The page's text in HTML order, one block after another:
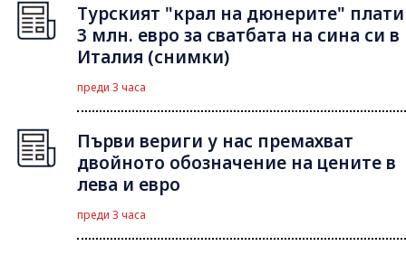
Турският "крал на дюнерите" плати
3 млн. евро за сватбата на сина си в
Италия (снимки)
преди 3 часа
Първи вериги у нас премахват
двойното обозначение на цените в
лева и евро
преди 3 часа